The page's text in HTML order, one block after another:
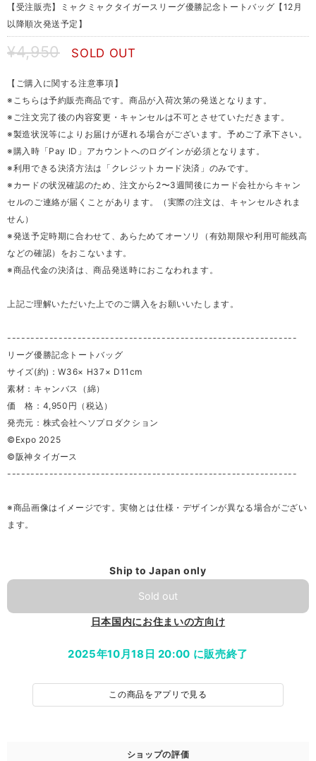
【受注販売】ミャクミャクタイガースリーグ優勝記念トートバッグ【12月
以降順次発送予定】
¥4,950 SOLD OUT
【ご購入に関する注意事項】
※こちらは予約販売商品です。商品が入荷次第の発送となります。
※ご注文完了後の内容変更・キャンセルは不可とさせていただきます。
※製造状況等によりお届けが遅れる場合がございます。予めご了承下さい。
※購入時「Pay ID」アカウントへのログインが必須となります。
※利用できる決済方法は「クレジットカード決済」のみです。
※カードの状況確認のため、注文から2〜3週間後にカード会社からキャン
セルのご連絡が届くことがあります。（実際の注文は、キャンセルされま
せん）
※発送予定時期に合わせて、あらためてオーソリ（有効期限や利用可能残高
などの確認）をおこないます。
※商品代金の決済は、商品発送時におこなわれます。
上記ご理解いただいた上でのご購入をお願いいたします。
--------------------------------------------------------------
リーグ優勝記念トートバッグ
サイズ(約)：W36× H37× D11cm
素材：キャンバス（綿）
価 格：4,950円（税込）
発売元：株式会社ヘソプロダクション
©Expo 2025
©阪神タイガース
--------------------------------------------------------------
※商品画像はイメージです。実物とは仕様・デザインが異なる場合がござい
ます。
Ship to Japan only
Sold out
日本国内にお住まいの方向け
2025年10月18日 20:00 に販売終了
この商品をアプリで見る
ショップの評価